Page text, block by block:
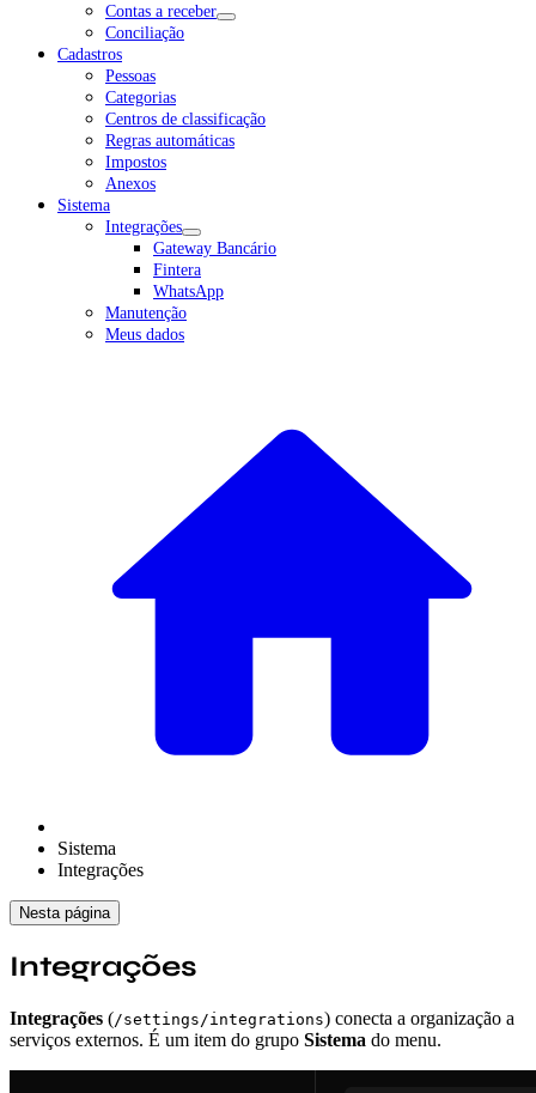
Contas a receber
Conciliação
Cadastros
Pessoas
Categorias
Centros de classificação
Regras automáticas
Impostos
Anexos
Sistema
Integrações
Gateway Bancário
Fintera
WhatsApp
Manutenção
Meus dados
Sistema
Integrações
Nesta página
Integrações
Integrações (/settings/integrations) conecta a organização a
serviços externos. É um item do grupo Sistema do menu.